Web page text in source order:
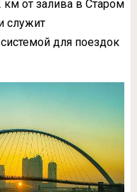
км от залива в Старом
служит
для поездок